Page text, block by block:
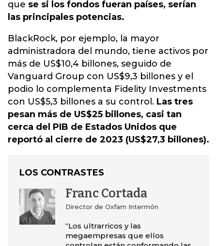
que se si los fondos fueran países, serían
las principales potencias.
BlackRock, por ejemplo, la mayor
administradora del mundo, tiene activos por
más de US$10,4 billones, seguido de
Vanguard Group con US$9,3 billones y el
podio lo complementa Fidelity Investments
con US$5,3 billones a su control. Las tres
pesan más de US$25 billones, casi tan
cerca del PIB de Estados Unidos que
reportó al cierre de 2023 (US$27,3 billones).
LOS CONTRASTES
Franc Cortada
Director de Oxfam Intermón
“Los ultrarricos y las
megaempresas que ellos